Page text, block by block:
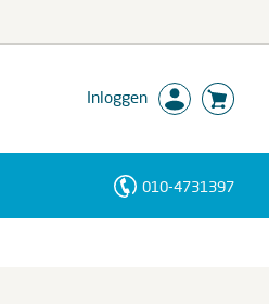
Inloggen
010-4731397